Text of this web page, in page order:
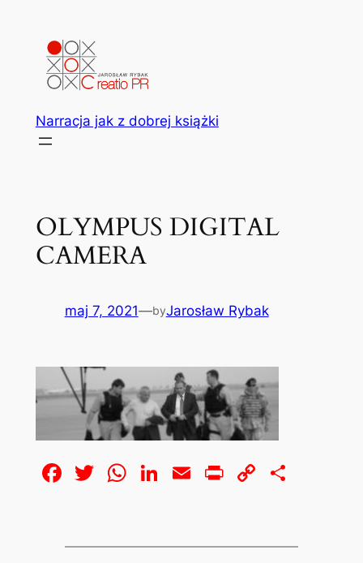
Narracja jak z dobrej książki
OLYMPUS DIGITAL
CAMERA
maj 7, 2021—byJarosław Rybak
Facebook
Twitter
WhatsApp
LinkedIn
EmailPrintCopy